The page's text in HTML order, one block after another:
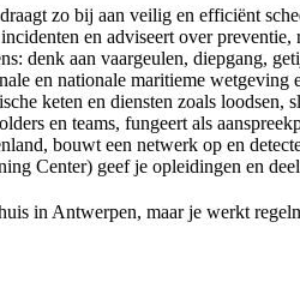
zo bij aan veilig en efficiënt
en adviseert over
denk aan vaargeulen, diepgang,
en nationale maritieme
keten en diensten zoals
en teams, fungeert als
bouwt een netwerk op en
Center) geef je opleidingen en
in Antwerpen, maar je werkt